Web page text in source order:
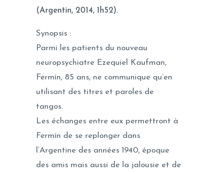
(Argentin, 2014, 1h52).
Synopsis :
Parmi les patients du nouveau
neuropsychiatre Ezequiel Kaufman,
Fermín, 85 ans, ne communique qu’en
utilisant des titres et paroles de
tangos.
Les échanges entre eux permettront à
Fermín de se replonger dans
l’Argentine des années 1940, époque
des amis mais aussi de la jalousie et de